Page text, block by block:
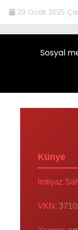
29 Ocak 2025
Sosyal
Künye
İmtiyaz
VKN: